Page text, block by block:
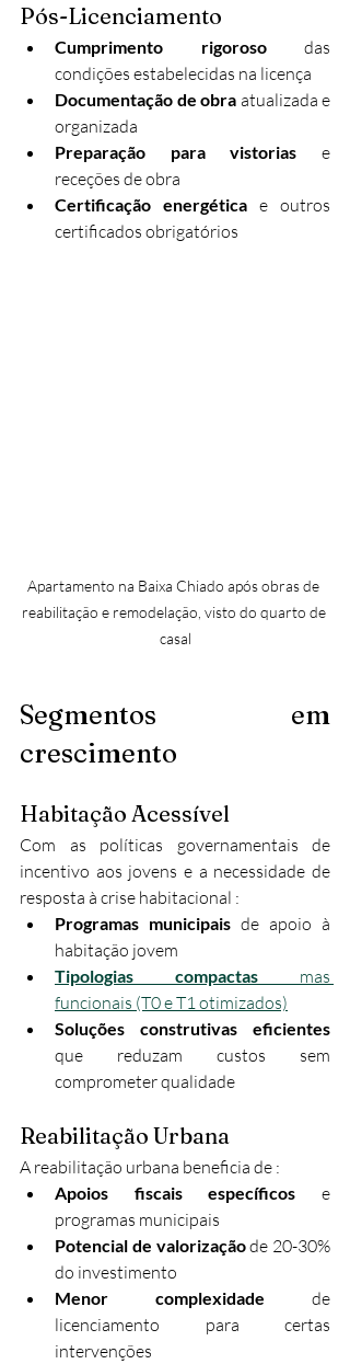
Pós-Licenciamento
Cumprimento rigoroso das
condições estabelecidas na licença
Documentação de obra atualizada e
organizada
Preparação para vistorias e
receções de obra
Certificação energética e outros
certificados obrigatórios
Apartamento na Baixa Chiado após obras de
reabilitação e remodelação, visto do quarto de
casal
Segmentos em
crescimento
Habitação Acessível
Com as políticas governamentais de
incentivo aos jovens e a necessidade de
resposta à crise habitacional :​
Programas municipais de apoio à
habitação jovem
Tipologias compactas mas
funcionais (T0 e T1 otimizados)
Soluções construtivas eficientes
que reduzam custos sem
comprometer qualidade
Reabilitação Urbana
A reabilitação urbana beneficia de :​
Apoios fiscais específicos e
programas municipais
Potencial de valorização de 20-30%
do investimento
Menor complexidade de
licenciamento para certas
intervenções